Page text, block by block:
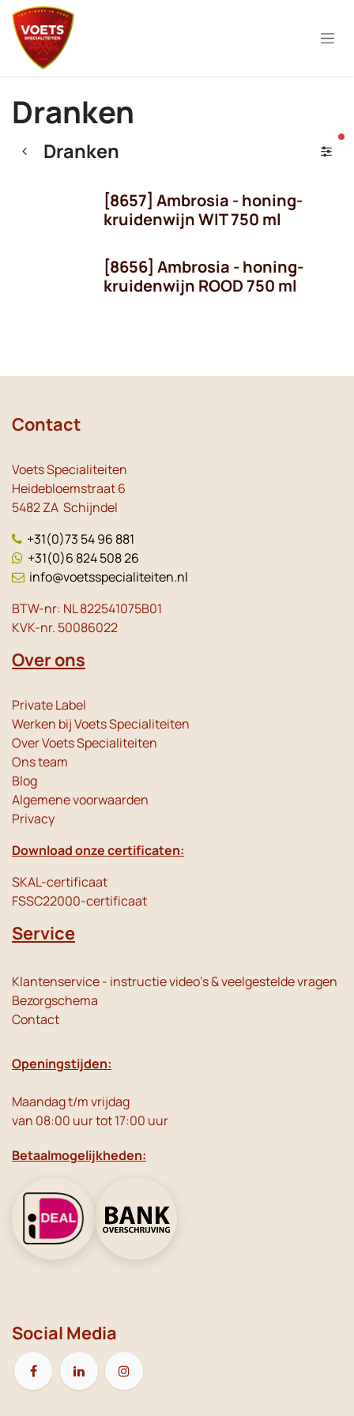
Overslaan naar inhoud
Dranken
Dranken
[8657] Ambrosia - honing-
kruidenwijn WIT 750 ml
[8656] Ambrosia - honing-
kruidenwijn ROOD 750 ml
Contact
Voets Specialiteiten
Heidebloemstraat 6
5482 ZA Schijndel
+31(0)73 54 96 881
+31(0)6 824 508 26
info@voetsspecialiteiten.nl
BTW-nr: NL 822541075B01
KVK-nr. 50086022
Over ons
Private Label
Werken bij Voets Specialiteiten
Over Voets Specialiteiten
Ons team
Blog
Algemene voorwaarden
Privacy
Download onze certificaten:
SKAL-certificaat
FSSC22000-certificaat
Service
Klantenservice - instructie video's & veelgestelde vragen
Bezorgschema
Contact
Openingstijden:
Maandag t/m vrijdag
van 08:00 uur tot 17:00 uur
Betaalmogelijkheden:
Social Media